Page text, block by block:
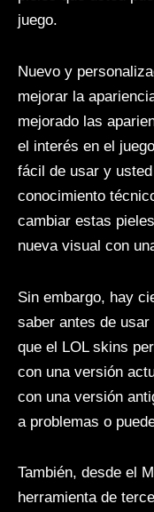
juego.
Nuevo y
mejorar la
mejorado las
el interés en el
fácil de usar y
conocimiento
cambiar estas
nueva visual con
Sin embargo, hay
saber antes de
que el LOL skins
con una versión
con una versión
a problemas o
También, desde el
herramienta de